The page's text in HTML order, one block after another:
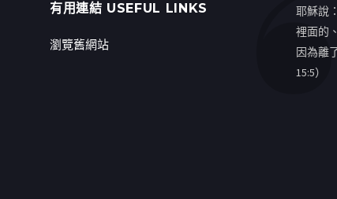
有用連結 USEFUL LINKS
瀏覽舊網站
耶穌說
裡面的
因為離
15:5）